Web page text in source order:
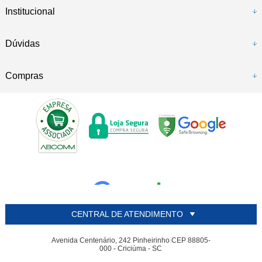
Institucional
Dúvidas
Compras
CENTRAL DE ATENDIMENTO
Avenida Centenário, 242 Pinheirinho CEP 88805-
000 - Criciúma - SC